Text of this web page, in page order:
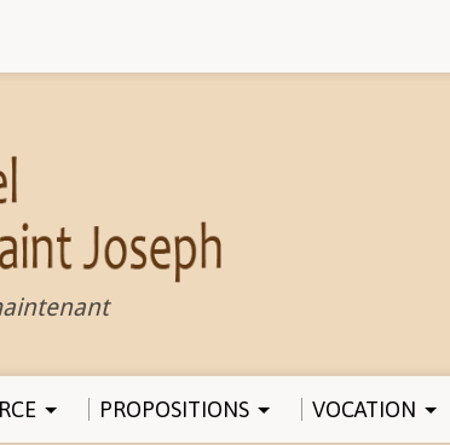
PROPOSITIONS VOCATION